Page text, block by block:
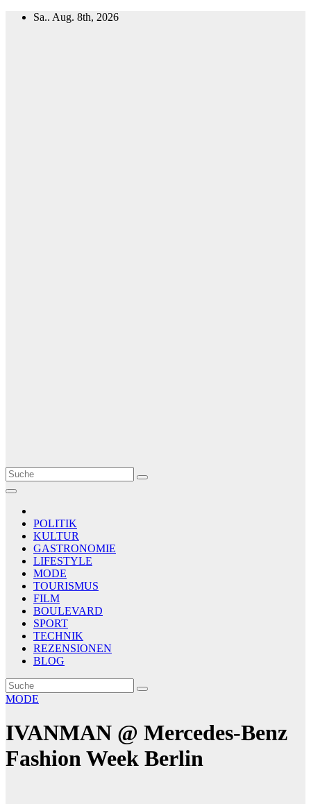
Zum
Sa.. Aug. 8th, 2026
Le Matin
AGENCE DE PRESSE
POLITIK
KULTUR
GASTRONOMIE
LIFESTYLE
MODE
TOURISMUS
FILM
BOULEVARD
SPORT
TECHNIK
REZENSIONEN
BLOG
MODE
IVANMAN @ Mercedes-Benz
Fashion Week Berlin